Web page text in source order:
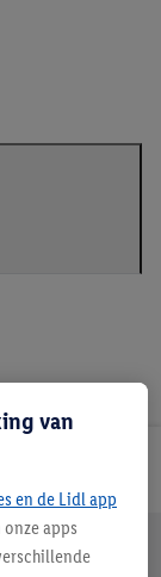
van
en de Lidl app
apps